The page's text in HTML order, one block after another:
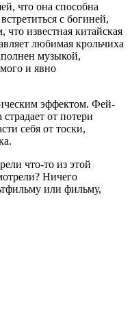
что она способна
с богиней,
что известная китайская
любимая крольчиха
музыкой,
и явно
эффектом. Фей-
от потери
себя от тоски,
что-то из этой
Ничего
или фильму,